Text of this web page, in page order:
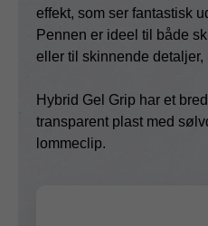
effekt, som ser fantastisk
Pennen er ideel til både
eller til skinnende detaljer,
Hybrid Gel Grip har et
transparent plast med
lommeclip.